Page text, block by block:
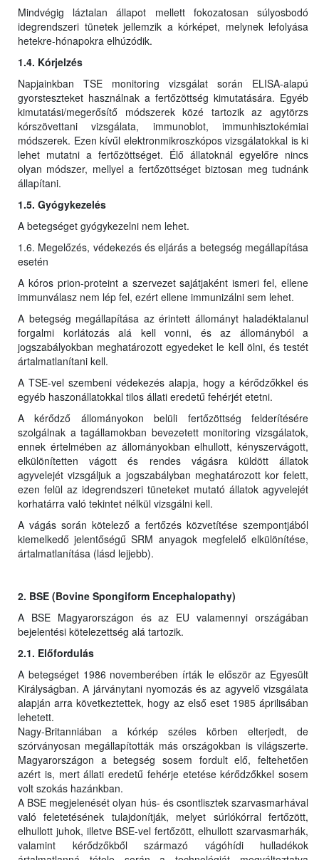
Mindvégig láztalan állapot mellett fokozatosan súlyosbodó
idegrendszeri tünetek jellemzik a kórképet, melynek lefolyása
hetekre-hónapokra elhúzódik.
1.4. Kórjelzés
Napjainkban TSE monitoring vizsgálat során ELISA-alapú
gyorsteszteket használnak a fertőzöttség kimutatására. Egyéb
kimutatási/megerősítő módszerek közé tartozik az agytörzs
kórszövettani vizsgálata, immunoblot, immunhisztokémiai
módszerek. Ezen kívűl elektronmikroszkópos vizsgálatokkal is ki
lehet mutatni a fertőzöttséget. Élő állatoknál egyelőre nincs
olyan módszer, mellyel a fertőzöttséget biztosan meg tudnánk
állapítani.
1.5. Gyógykezelés
A betegséget gyógykezelni nem lehet.
1.6. Megelőzés, védekezés és eljárás a betegség megállapítása
esetén
A kóros prion-proteint a szervezet sajátjaként ismeri fel, ellene
immunválasz nem lép fel, ezért ellene immunizálni sem lehet.
A betegség megállapítása az érintett állományt haladéktalanul
forgalmi korlátozás alá kell vonni, és az állományból a
jogszabályokban meghatározott egyedeket le kell ölni, és testét
ártalmatlanítani kell.
A TSE-vel szembeni védekezés alapja, hogy a kérődzőkkel és
egyéb haszonállatokkal tilos állati eredetű fehérjét etetni.
A kérődző állományokon belüli fertőzöttség felderítésére
szolgálnak a tagállamokban bevezetett monitoring vizsgálatok,
ennek értelmében az állományokban elhullott, kényszervágott,
elkülönítetten vágott és rendes vágásra küldött állatok
agyvelejét vizsgáljuk a jogszabályban meghatározott kor felett,
ezen felül az idegrendszeri tüneteket mutató állatok agyvelejét
korhatárra való tekintet nélkül vizsgálni kell.
A vágás során kötelező a fertőzés közvetítése szempontjából
kiemelkedő jelentőségű SRM anyagok megfelelő elkülönítése,
ártalmatlanítása (lásd lejjebb).
2. BSE (Bovine Spongiform Encephalopathy)
A BSE Magyarországon és az EU valamennyi országában
bejelentési kötelezettség alá tartozik.
2.1. Előfordulás
A betegséget 1986 novemberében írták le először az Egyesült
Királyságban. A járványtani nyomozás és az agyvelő vizsgálata
alapján arra következtettek, hogy az első eset 1985 áprilisában
lehetett.
Nagy-Britanniában a kórkép széles körben elterjedt, de
szórványosan megállapították más országokban is világszerte.
Magyarországon a betegség sosem fordult elő, feltehetően
azért is, mert állati eredetű fehérje etetése kérődzőkkel sosem
volt szokás hazánkban.
A BSE megjelenését olyan hús- és csontlisztek szarvasmarhával
való feletetésének tulajdonítják, melyet súrlókórral fertőzött,
elhullott juhok, illetve BSE-vel fertőzött, elhullott szarvasmarhák,
valamint kérődzőkből származó vágóhídi hulladékok